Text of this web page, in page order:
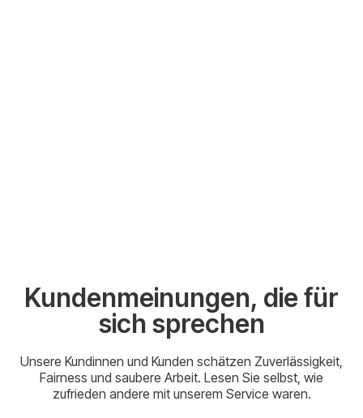
Kundenmeinungen, die für
sich sprechen
Unsere Kundinnen und Kunden schätzen Zuverlässigkeit,
Fairness und saubere Arbeit. Lesen Sie selbst, wie
zufrieden andere mit unserem Service waren.